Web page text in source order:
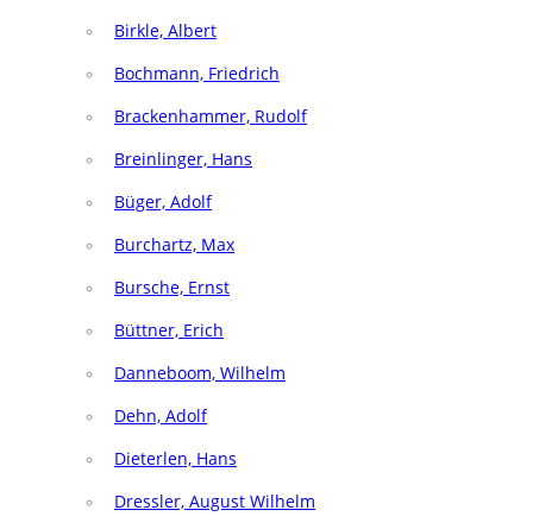
Birkle, Albert
Bochmann, Friedrich
Brackenhammer, Rudolf
Breinlinger, Hans
Büger, Adolf
Burchartz, Max
Bursche, Ernst
Büttner, Erich
Danneboom, Wilhelm
Dehn, Adolf
Dieterlen, Hans
Dressler, August Wilhelm